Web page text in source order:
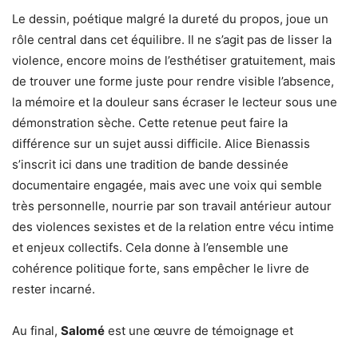
Le dessin, poétique malgré la dureté du propos, joue un
rôle central dans cet équilibre. Il ne s’agit pas de lisser la
violence, encore moins de l’esthétiser gratuitement, mais
de trouver une forme juste pour rendre visible l’absence,
la mémoire et la douleur sans écraser le lecteur sous une
démonstration sèche. Cette retenue peut faire la
différence sur un sujet aussi difficile. Alice Bienassis
s’inscrit ici dans une tradition de bande dessinée
documentaire engagée, mais avec une voix qui semble
très personnelle, nourrie par son travail antérieur autour
des violences sexistes et de la relation entre vécu intime
et enjeux collectifs. Cela donne à l’ensemble une
cohérence politique forte, sans empêcher le livre de
rester incarné.
Au final, Salomé est une œuvre de témoignage et